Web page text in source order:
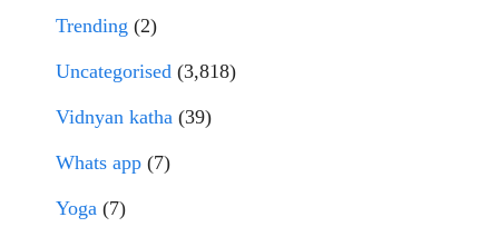
Trending (2)
Uncategorised (3,818)
Vidnyan katha (39)
Whats app (7)
Yoga (7)